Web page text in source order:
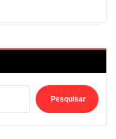
Pesquisar